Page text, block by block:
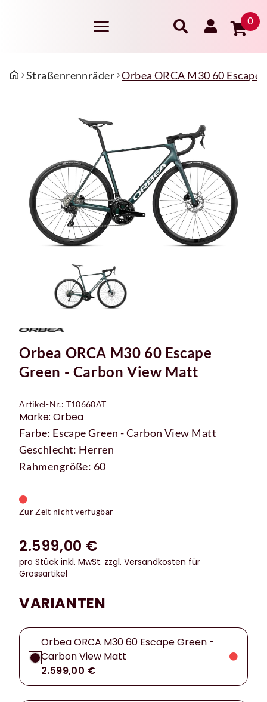
0
Straßenrennräder Orbea ORCA M30 60
Orbea ORCA M30 60 Escape
Green - Carbon View Matt
Artikel-Nr.: T10660AT
Marke: Orbea
Farbe: Escape Green - Carbon View Matt
Geschlecht: Herren
Rahmengröße: 60
Zur Zeit nicht verfügbar
2.599,00 €
pro Stück inkl. MwSt. zzgl. Versandkosten für
Grossartikel
VARIANTEN
Orbea ORCA M30 60 Escape Green -
Carbon View Matt
2.599,00 €